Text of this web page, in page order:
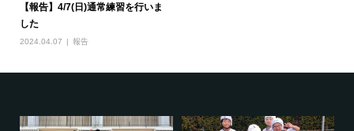
【報告】4/7(日)通常練習を行いま
した
2024.04.07 報告